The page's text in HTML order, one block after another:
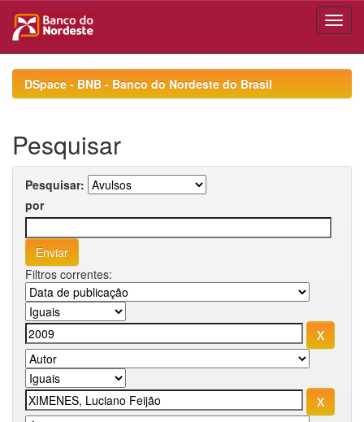
navigationDSpace - BNB - Banco do Nordeste do Brasil
Pesquisar
Pesquisar:
por
Filtros correntes: